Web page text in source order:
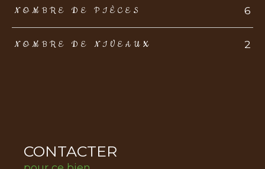
NOMBRE DE PIÈCES 6
NOMBRE DE NIVEAUX 2
CONTACTER